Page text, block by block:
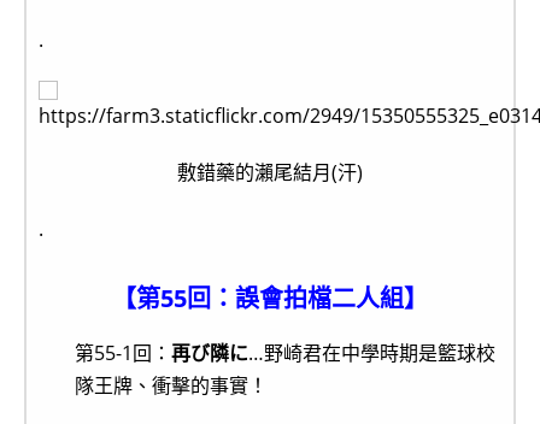
.
敷錯藥的瀨尾結月(汗)
.
【第55回：誤會拍檔二人組】
第55-1回： 再び隣に…野崎君在中學時期是籃球校
隊王牌、衝擊的事實！